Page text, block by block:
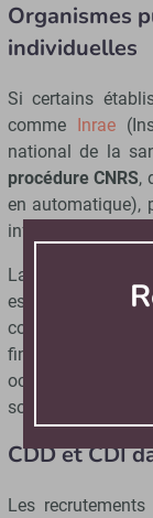
Organismes
individuelles
Si certains
comme Inrae
national de la
procédure CNRS,
en automatique),
informatique -
La
est
concours de
fin janvier à
octobre à mi-
sont ouvertes de
CDD et CDI
Les